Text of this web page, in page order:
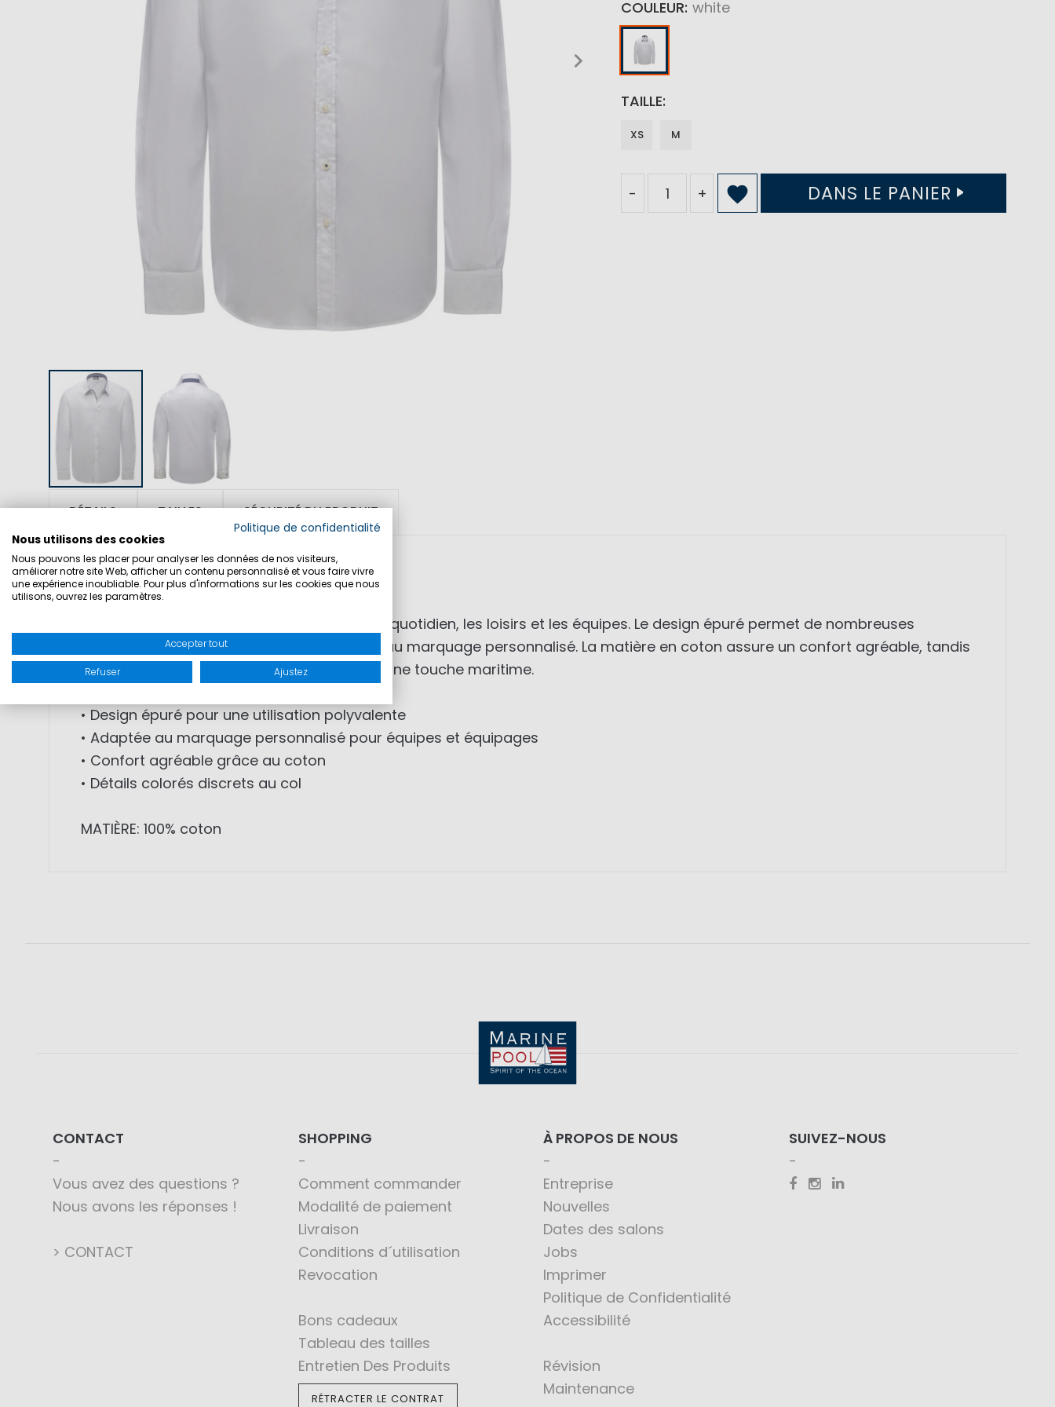
COULEUR white
TAILLE
XS M
- + DANS LE PANIER
DÉTAILS
SKU: 1002817
Chemise classique en coton pour un usage quotidien, les loisirs et les équipes. Le design épuré permet de nombreuses
combinaisons et se prête particulièrement au marquage personnalisé. La matière en coton assure un confort agréable, tandis
que des détails colorés discrets apportent une touche maritime.
• Design épuré pour une utilisation polyvalente
• Adaptée au marquage personnalisé pour équipes et équipages
• Confort agréable grâce au coton
• Détails colorés discrets au col
MATIÈRE: 100% coton
TAILLES SÉCURITÉ DU PRODUIT
CONTACT
Vous avez des questions ?
Nous avons les réponses !
> CONTACT
SHOPPING
Comment commander
Modalité de paiement
Livraison
Conditions d´utilisation
Revocation
Bons cadeaux
Tableau des tailles
Entretien Des Produits
RÉTRACTER LE CONTRAT
À PROPOS DE NOUS
Entreprise
Nouvelles
Dates des salons
Jobs
Imprimer
Politique de Confidentialité
Accessibilité
Révision
Maintenance
SUIVEZ-NOUS
Politique de confidentialité
Nous utilisons des cookies
Nous pouvons les placer pour analyser les données de nos visiteurs,
améliorer notre site Web, afficher un contenu personnalisé et vous faire vivre
une expérience inoubliable. Pour plus d'informations sur les cookies que nous
utilisons, ouvrez les paramètres.
Accepter tout
Refuser Ajustez